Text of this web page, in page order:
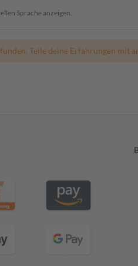
Sprache anzeigen.
Teile deine Erfahrungen mit